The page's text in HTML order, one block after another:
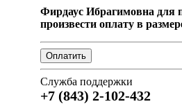
Фирдаус Ибрагимовна для
произвести оплату в
Служба поддержки
+7 (843) 2-102-432